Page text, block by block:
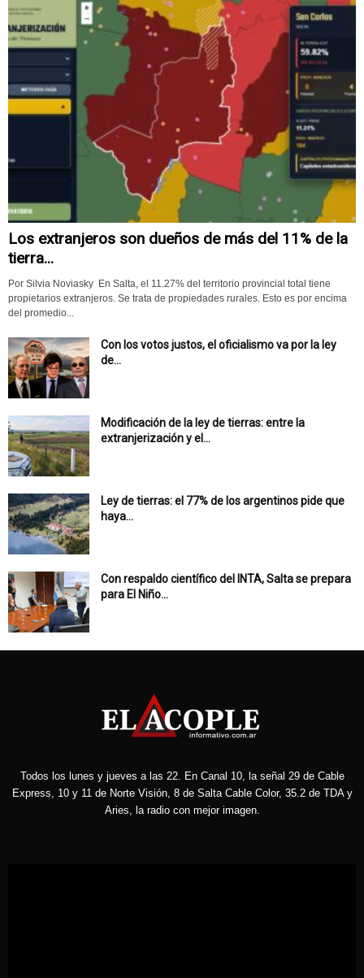
Los extranjeros son dueños de más del 11% de la
tierra...
Por Silvia Noviasky En Salta, el 11.27% del territorio provincial total tiene
propietarios extranjeros. Se trata de propiedades rurales. Esto es por encima
del promedio...
Con los votos justos, el oficialismo va por la ley
de...
Modificación de la ley de tierras: entre la
extranjerización y el...
Ley de tierras: el 77% de los argentinos pide que
haya...
Con respaldo científico del INTA, Salta se prepara
para El Niño...
Todos los lunes y jueves a las 22. En Canal 10, la señal 29 de Cable
Express, 10 y 11 de Norte Visión, 8 de Salta Cable Color, 35.2 de TDA y
Aries, la radio con mejor imagen.